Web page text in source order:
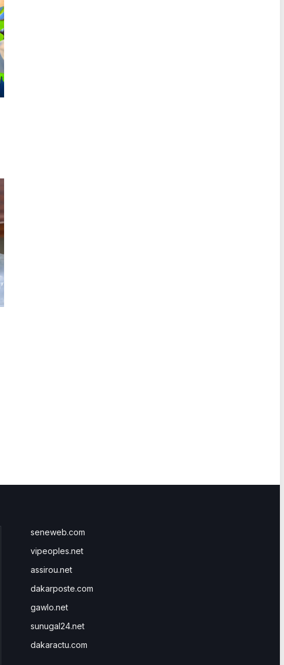
seneweb.com
vipeoples.net
assirou.net
dakarposte.com
gawlo.net
sunugal24.net
dakaractu.com